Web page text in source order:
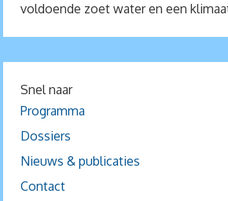
voldoende zoet water en een
Snel naar
Programma
Dossiers
Nieuws & publicaties
Contact